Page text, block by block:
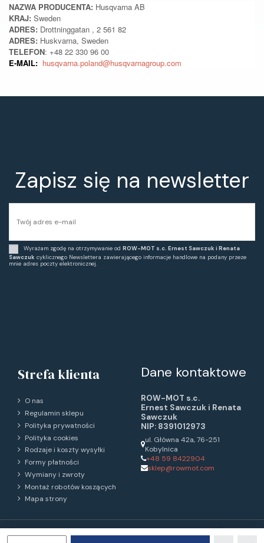
NAZWA PRODUCENTA: Husqvarna AB
KRAJ: Sweden
ADRES: Drottninggatan , 2 561 82
ADRES: Huskvarna, Sweden
TELEFON: +48 22 330 96 00
E-MAIL: husqvarna.poland@husqvarnagroup.com
Zapisz się na newsletter
Wyrażam zgodę na otrzymywanie od ROW-MOT s.c. Ernest Sawczuk i Renata
Sawczuk cyklicznego Newslettera zawierającego informacje handlowe na podany przeze
mnie adres poczty elektronicznej.
Strefa klienta
O nas
Regulamin sklepu
Polityka prywatności
Polityka cookies
Rodzaje i koszty wysyłki
Formy płatności
Wymiany i zwroty
Montaż robotów koszących
Mapa strony
Dane kontaktowe
ROW-MOT s.c.
Ernest Sawczuk i Renata
Sawczuk
NIP: 8391012973
ul. Główna 42a, 76-251
Kobylnica
+48 59 8422904
sklep@rowmot.com